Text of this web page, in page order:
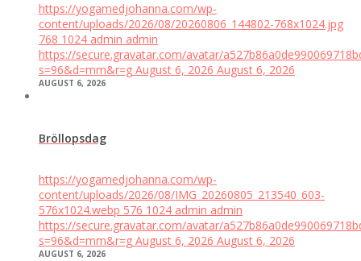
https://yogamedjohanna.com/wp-
content/uploads/2026/08/20260806_144802-768x1024.jpg
768 1024 admin admin
https://secure.gravatar.com/avatar/
s=96&d=mm&r=g August 6, 2026 August 6, 2026
AUGUST 6, 2026
Bröllopsdag
https://yogamedjohanna.com/wp-
content/uploads/2026/08/IMG_20260805_213540_603-
576x1024.webp 576 1024 admin admin
https://secure.gravatar.com/avatar/
s=96&d=mm&r=g August 6, 2026 August 6, 2026
AUGUST 6, 2026